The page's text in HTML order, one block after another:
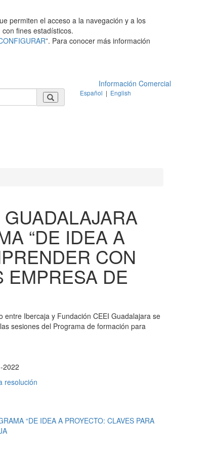
permiten el acceso a la navegación y a los
fines estadísticos.
”. Para conocer más información
Información Comercial
Español | English
“DE IDEA A
CON
EMPRESA DE
entre Ibercaja y Fundación CEEI Guadalajara se
sesiones del Programa de formación para
2022
resolución
“DE IDEA A PROYECTO: CLAVES PARA